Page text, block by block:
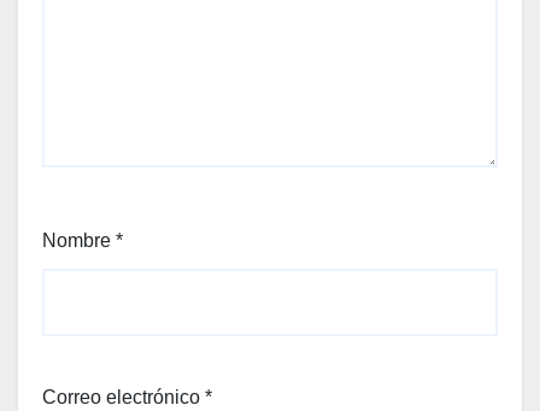
Nombre *
Correo electrónico *